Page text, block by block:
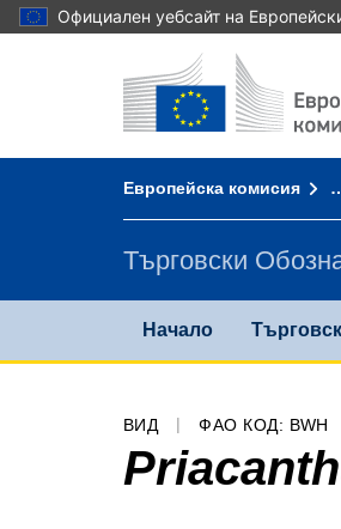
Официален уебсайт на
Към съдържанието
Начало - Европейска
Европейска комисия
Търговски
Начало
ВИД ФАО КОД: BWH